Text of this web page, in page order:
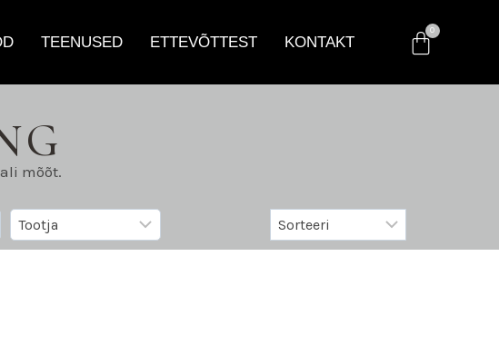
TEENUSED ETTEVÕTTEST KONTAKT
mõõt.